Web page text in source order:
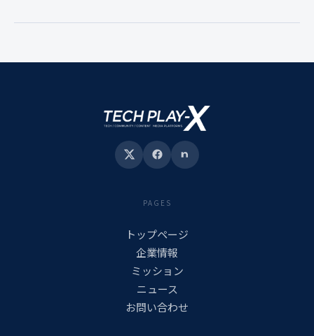
PAGES
トップページ
企業情報
ミッション
ニュース
お問い合わせ